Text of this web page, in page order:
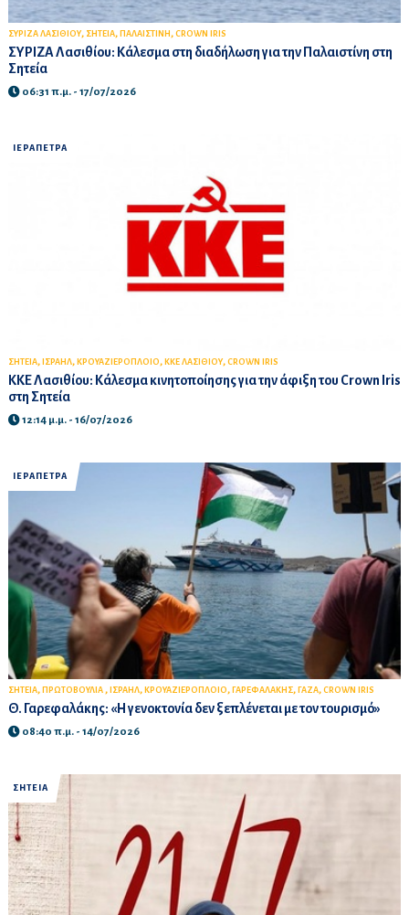
ΣΥΡΙΖΑ ΛΑΣΙΘΙΟΥ, ΣΗΤΕΙΑ, ΠΑΛΑΙΣΤΙΝΗ , CROWN IRIS
ΣΥΡΙΖΑ Λασιθίου: Κάλεσμα στη διαδήλωση για την Παλαιστίνη στη
Σητεία
06:31 π.μ. - 17/07/2026
ΙΕΡΑΠΕΤΡΑ
ΣΗΤΕΙΑ, ΙΣΡΑΗΛ, ΚΡΟΥΑΖΙΕΡΟΠΛΟΙΟ, ΚΚΕ ΛΑΣΙΘΙΟΥ, CROWN IRIS
ΚΚΕ Λασιθίου: Κάλεσμα κινητοποίησης για την άφιξη του Crown Iris
στη Σητεία
12:14 μ.μ. - 16/07/2026
ΙΕΡΑΠΕΤΡΑ
ΣΗΤΕΙΑ, ΠΡΩΤΟΒΟΥΛΙΑ , ΙΣΡΑΗΛ, ΚΡΟΥΑΖΙΕΡΟΠΛΟΙΟ, ΓΑΡΕΦΑΛΑΚΗΣ, ΓΑΖΑ, CROWN IRIS
Θ. Γαρεφαλάκης: «Η γενοκτονία δεν ξεπλένεται με τον τουρισμό»
08:40 π.μ. - 14/07/2026
ΣΗΤΕΙΑ